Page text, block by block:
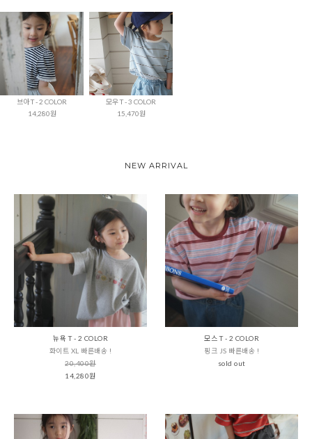
브아 T - 2 COLOR
14,280원
모우 T - 3 COLOR
15,470원
NEW ARRIVAL
뉴욕 T - 2 COLOR
화이트 XL 빠른배송 !
20,400원
14,280원
모스 T - 2 COLOR
핑크 JS 빠른배송 !
sold out